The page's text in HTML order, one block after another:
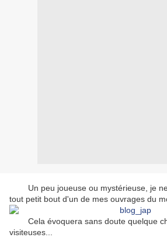
Un peu joueuse ou mystérieuse, je ne
tout petit bout d'un de mes ouvrages du
Cela évoquera sans doute quelque
visiteuses...